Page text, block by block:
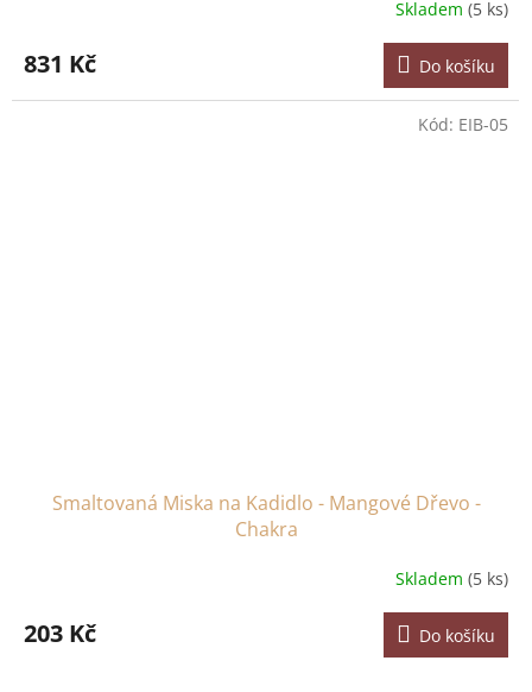
Skladem (5 ks)
831 Kč Do košíku
Smaltovaná Miska na Kadidlo - Mangové Dřevo -
Chakra
Skladem (5 ks)
203 Kč Do košíku
Kód: EIB-05